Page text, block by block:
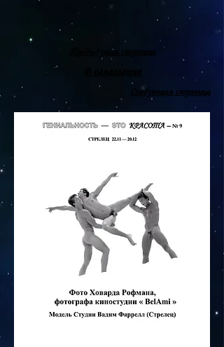
Предыдущая страница
В оглавление
Следующая страница